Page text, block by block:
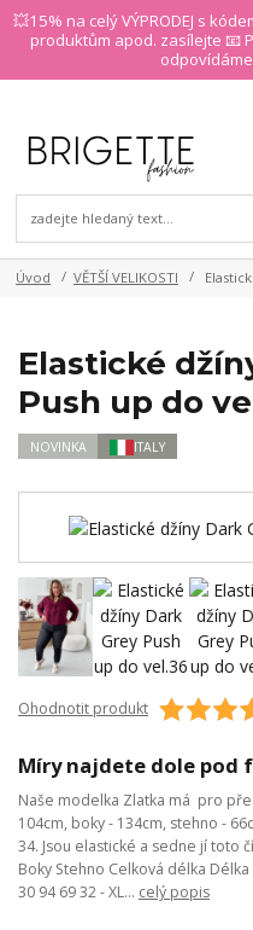
💥15% na celý VÝPRODEJ s
produktům apod. zasílejte 📧
Úvod VĚTŠÍ VELIKOSTI
Elastické
Push up do
NOVINKA ITALY
Ohodnotit produkt
Míry najdete dole pod
Naše modelka Zlatka má pro
104cm, boky - 134cm, stehno -
34. Jsou elastické a sedne jí toto
Boky Stehno Celková délka
30 94 69 32 - XL... celý popis